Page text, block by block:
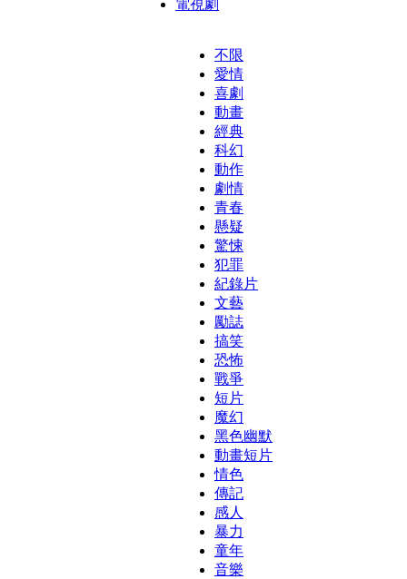
電視劇
不限
愛情
喜劇
動畫
經典
科幻
動作
劇情
青春
懸疑
驚悚
犯罪
紀錄片
文藝
勵誌
搞笑
恐怖
戰爭
短片
魔幻
黑色幽默
動畫短片
情色
傳記
感人
暴力
童年
音樂